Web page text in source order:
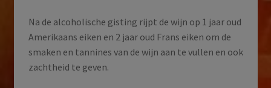
Na de alcoholische gisting rijpt de wijn op 1 jaar oud
Amerikaans eiken en 2 jaar oud Frans eiken om de
smaken en tannines van de wijn aan te vullen en ook
zachtheid te geven.